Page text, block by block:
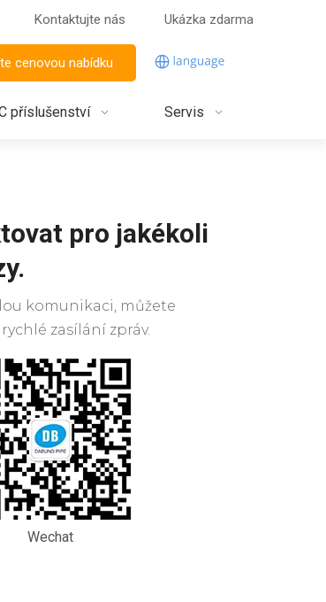
Kontaktujte nás Ukázka zdarma
cenovou nabídku
příslušenství Servis
pro jakékoli
komunikaci, můžete
zasílání zpráv.
Wechat